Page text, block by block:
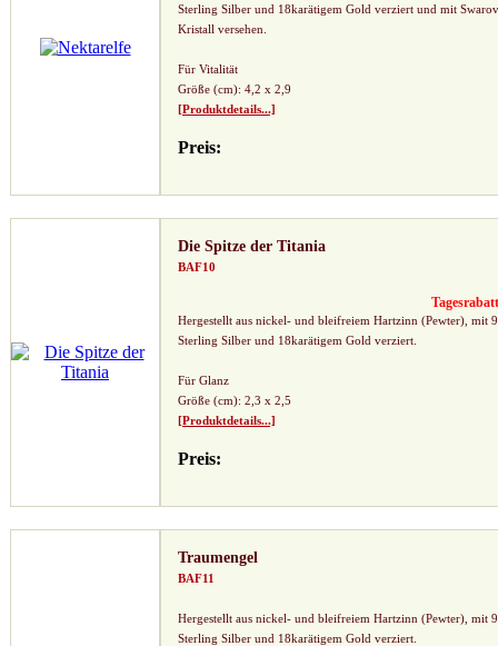
Sterling Silber und 18karätigem Gold verziert und mit
Kristall versehen.
Für Vitalität
Größe (cm): 4,2 x 2,9
[Produktdetails...]
Preis:
Die Spitze der Titania
BAF10
Hergestellt aus nickel- und bleifreiem Hartzinn (Pewter), mit
Sterling Silber und 18karätigem Gold verziert.
Für Glanz
Größe (cm): 2,3 x 2,5
[Produktdetails...]
Preis:
Traumengel
BAF11
Hergestellt aus nickel- und bleifreiem Hartzinn (Pewter), mit
Sterling Silber und 18karätigem Gold verziert.